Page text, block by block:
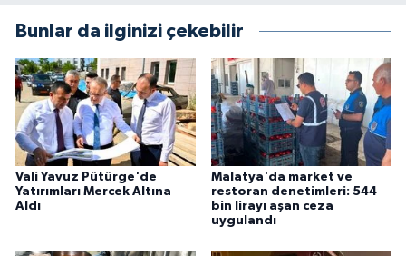
Bunlar da ilginizi çekebilir
Vali Yavuz Pütürge'de
Yatırımları Mercek Altına
Aldı
Malatya'da market ve
restoran denetimleri: 544
bin lirayı aşan ceza
uygulandı